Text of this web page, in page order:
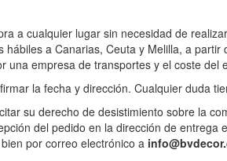
a cualquier lugar sin necesidad de
a Canarias, Ceuta y Melilla, a
una empresa de transportes y el coste
la fecha y dirección. Cualquier duda
su derecho de desistimiento sobre la
del pedido en la dirección de
por correo electrónico a